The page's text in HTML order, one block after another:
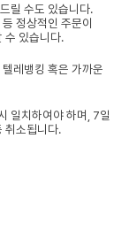
릴 수도 있습니다.
정상적인 주문이
수 있습니다.
레뱅킹 혹은 가까운
일치하여야 하며, 7일
취소됩니다.